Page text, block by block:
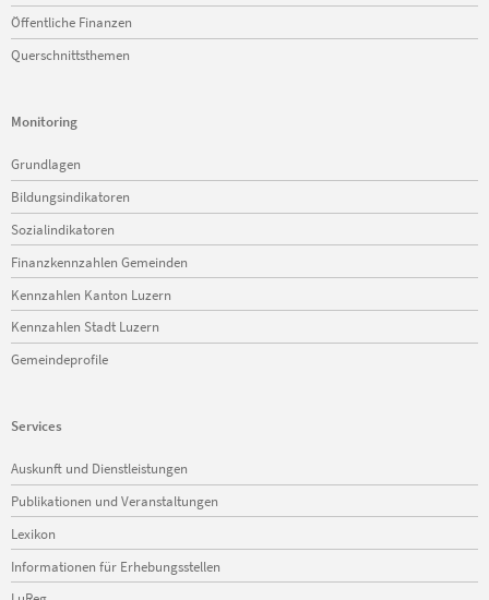
Öffentliche Finanzen
Querschnittsthemen
Monitoring
Navigation
überspringen
Grundlagen
Bildungsindikatoren
Sozialindikatoren
Finanzkennzahlen Gemeinden
Kennzahlen Kanton Luzern
Kennzahlen Stadt Luzern
Gemeindeprofile
Services
Navigation
überspringen
Auskunft und Dienstleistungen
Publikationen und Veranstaltungen
Lexikon
Informationen für Erhebungsstellen